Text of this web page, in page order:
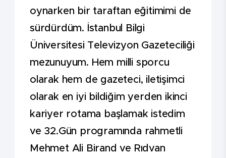
oynarken bir taraftan eğitimimi de
sürdürdüm. İstanbul Bilgi
Üniversitesi Televizyon Gazeteciliği
mezunuyum. Hem milli sporcu
olarak hem de gazeteci, iletişimci
olarak en iyi bildiğim yerden ikinci
kariyer rotama başlamak istedim
ve 32.Gün programında rahmetli
Mehmet Ali Birand ve Rıdvan